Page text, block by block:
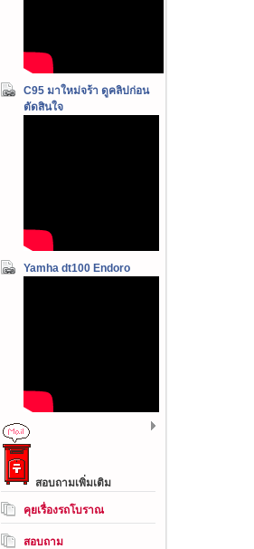
C95 มาใหม่จร้า ดูคลิปก่อน
ตัดสินใจ
Yamha dt100 Endoro
สอบถามเพิ่มเติม
คุยเรื่องรถโบราณ
สอบถาม